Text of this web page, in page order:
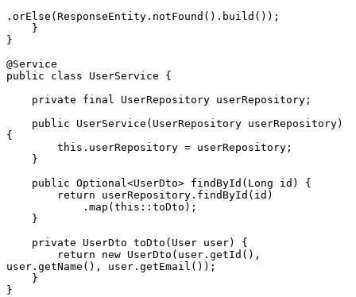
. orElse (ResponseEntity . notFound () . build ());
    }
}
@Service
public class UserService {
    private
final UserRepository userRepository;
    public
UserService ( UserRepository userRepository)
{
        this
. userRepository = userRepository;
    }
    public
Optional <UserDto> findById ( Long id) {
        return
userRepository . findById (id)
            .
map (this :: toDto);
    }
    private
UserDto toDto ( User user) {
        return
new UserDto( user . getId() ,
user . getName() , user . getEmail()) ;
    }
}